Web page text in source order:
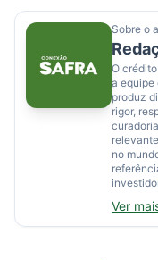
Sobre o
O
a equipe
produz
rigor,
no
Ver